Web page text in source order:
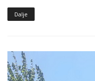
Dalje